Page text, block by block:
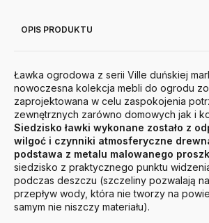
OPIS PRODUKTU
Ławka ogrodowa z serii Ville duńskiej
nowoczesna kolekcja mebli do ogrodu
zaprojektowana w celu zaspokojenia
zewnętrznych zarówno domowych jak i
Siedzisko ławki wykonane zostało z
wilgoć i czynniki atmosferyczne
podstawa z metalu malowanego
siedzisko z praktycznego punktu
podczas deszczu (szczeliny pozwalają
przepływ wody, która nie tworzy na
samym nie niszczy materiału).